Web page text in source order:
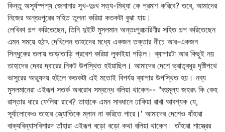
কিন্তু অসূর্যস্পশ্য জেনানার সুখ-দুঃখ সত্য-মিথ্যা কে প্রমাণ করিবে? তবে, আমাদের
নিজের অন্তঃপুরের সহিত তুলনা করিয়া কতকটা বুঝা যায়।
লেখিকা গল্প করিতেছেন, তিনি দুইটি মুসলমান অন্তঃপুরচারিণীর সহিত গল্প করিতেছেন
এমন সময়ে হঠাৎ দেখিলেন তাহাদের মধ্যে একজন তক্তার নীচে আর-একজন
সিন্ধুকের তলায় তাড়াতাড়ি প্রবেশ করিয়া লুকাইয়া পড়িল। ব্যাপারটা আর কিছুই নয়
তাহাদের দেবর দ্বারের নিকট উপস্থিত হইয়াছিল। আমাদের দেশে ভ্রাতৃবধূর দৃষ্টিপথে
ভাসুরের অভ্যুদয় হইলে কতকটা এই মতোই বিপর্যয় ব্যাপার উপস্থিত হয়। নব্য
মুসলমানেরা এইরূপ সতর্ক অবরোধ সম্বন্ধে বলিয়া থাকেন-- "বহুমূল্য জহরৎ কি কেহ
রাস্তার ধারে ফেলিয়া রাখে? তাহাকে এমন সাবধানে ঢাকিয়া রাখা আবশ্যক যে,
সূর্যালোকেও তাহার জ্যোতিকে ম্লান না করিতে পারে।' আমাদের দেশেও যাঁহারা
বাক্যবিন্যাসবিশারদ তাঁহারা এইরূপ বড়ো বড়ো কথা বলিয়া থাকেন। তাঁহারা শাস্ত্রের